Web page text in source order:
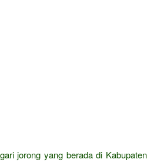
jorong yang berada di Kabupaten